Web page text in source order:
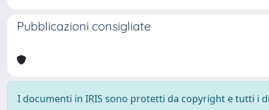
Pubblicazioni consigliate
I documenti in IRIS sono protetti da copyright e tutti i